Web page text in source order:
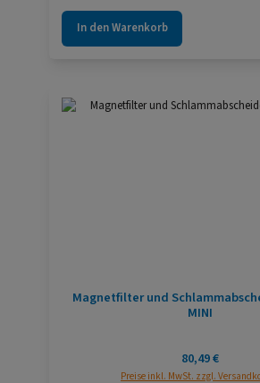
In den Warenkorb
Magnetfilter und
MINI
Regulärer Preis:
80,49 €
Preise inkl. MwSt. zzgl.